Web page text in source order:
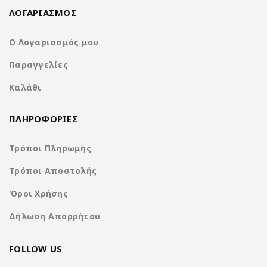
Ζήστε την καινοτομία και την ποιότητα της
1-Din receiver with capacitive screen
ΛΟΓΑΡΙΑΣΜΟΣ
Ο Λογαριασμός μου
Παραγγελίες
Καλάθι
ΠΛΗΡΟΦΟΡΙΕΣ
Τρόποι Πληρωμής
Τρόποι Αποστολής
Όροι Χρήσης
Δήλωση Απορρήτου
FOLLOW US